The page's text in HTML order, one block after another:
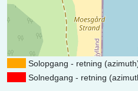
Solopgang - retning
Solnedgang - retning